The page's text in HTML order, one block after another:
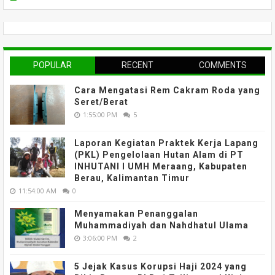
POPULAR RECENT COMMENTS
Cara Mengatasi Rem Cakram Roda yang
Seret/Berat
1:55:00 PM 5
Laporan Kegiatan Praktek Kerja Lapang
(PKL) Pengelolaan Hutan Alam di PT
INHUTANI I UMH Meraang, Kabupaten
Berau, Kalimantan Timur
11:54:00 AM 0
Menyamakan Penanggalan
Muhammadiyah dan Nahdhatul Ulama
3:06:00 PM 2
5 Jejak Kasus Korupsi Haji 2024 yang